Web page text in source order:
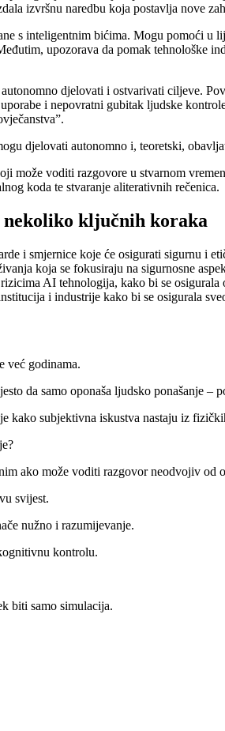
izvršnu naredbu koja postavlja nove
s inteligentnim bićima. Mogu pomoći u
upozorava da pomak tehnološke
djelovati i ostvarivati ciljeve.
i nepovratni gubitak ljudske
djelovati autonomno i, teoretski,
može voditi razgovore u stvarnom
koda te stvaranje aliterativnih rečenica.
nekoliko ključnih koraka
i smjernice koje će osigurati sigurnu i
koja se fokusiraju na sigurnosne
AI tehnologija, kako bi se osigurala
i industrije kako bi se osigurala
već godinama.
da samo oponaša ljudsko ponašanje –
kako subjektivna iskustva nastaju iz
ako može voditi razgovor neodvojiv od
svijest.
nužno i razumijevanje.
kontrolu.
biti samo simulacija.